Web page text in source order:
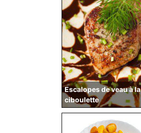
Escalopes de veau à la
ciboulette